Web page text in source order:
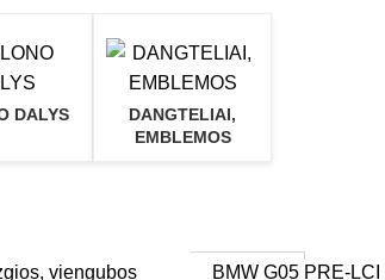
DALYS
DANGTELIAI,
EMBLEMOS
viengubos
1–3 d. d.
Į KREPŠELĮ
BMW G05 PRE-